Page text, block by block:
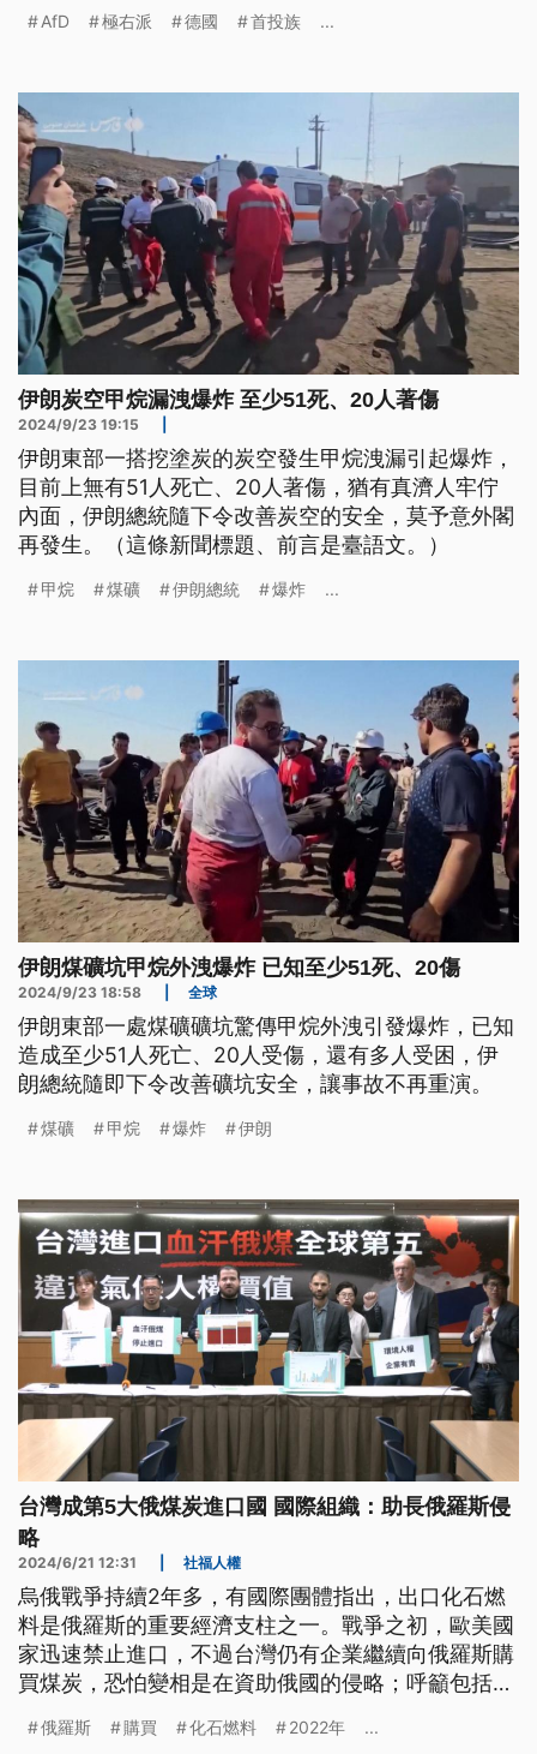
選人，以及230萬首投族也積極參與政治辯論會。
AfD 極右派 德國 首投族 ...
伊朗炭空甲烷漏洩爆炸 至少51死、20人著傷
2024/9/23 19:15
伊朗東部一搭挖塗炭的炭空發生甲烷洩漏引起爆炸，
目前上無有51人死亡、20人著傷，猶有真濟人牢佇
內面，伊朗總統隨下令改善炭空的安全，莫予意外閣
再發生。（這條新聞標題、前言是臺語文。）
甲烷 煤礦 伊朗總統 爆炸 ...
伊朗煤礦坑甲烷外洩爆炸 已知至少51死、20傷
2024/9/23 18:58 全球
伊朗東部一處煤礦礦坑驚傳甲烷外洩引發爆炸，已知
造成至少51人死亡、20人受傷，還有多人受困，伊
朗總統隨即下令改善礦坑安全，讓事故不再重演。
煤礦 甲烷 爆炸 伊朗
台灣成第5大俄煤炭進口國 國際組織：助長俄羅斯侵
略
2024/6/21 12:31 社福人權
烏俄戰爭持續2年多，有國際團體指出，出口化石燃
料是俄羅斯的重要經濟支柱之一。戰爭之初，歐美國
家迅速禁止進口，不過台灣仍有企業繼續向俄羅斯購
買煤炭，恐怕變相是在資助俄國的侵略；呼籲包括台
查，停止和使用俄煤的單位合作。
俄羅斯 購買 化石燃料 2022年 ...